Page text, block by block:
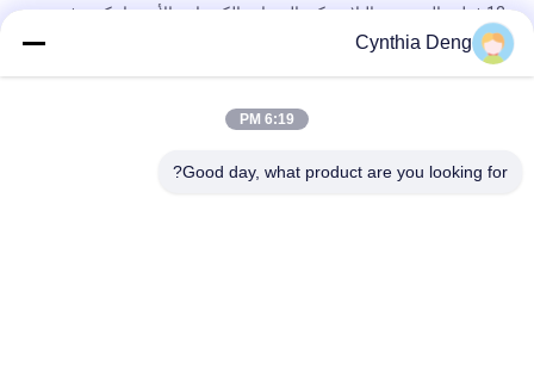
12 فولت المعدنية والبلاستيكية الممتازة الكهربائية الأوتوماتيكية رفع
الباب الخلفي مع جهاز استشعار ركل اختياري لتويوتا فرونتلاندر
تحديث صندوق السيارة طاقة فتحة رفع صندوق السيارة لتويوتا تاون Ace
Cynthia Deng
6:19 PM
Good day, what product are you looking for?